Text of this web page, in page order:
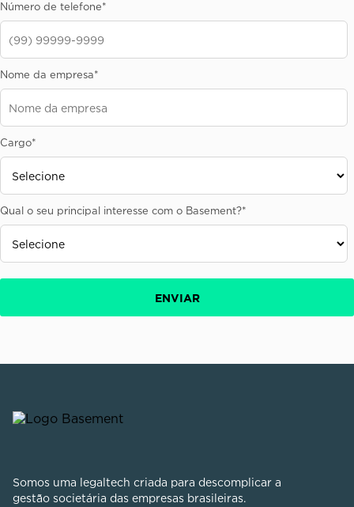
Número de telefone*
Nome da empresa*
Cargo*
Qual o seu principal interesse com o Basement?*
Somos uma legaltech criada para descomplicar a
gestão societária das empresas brasileiras.